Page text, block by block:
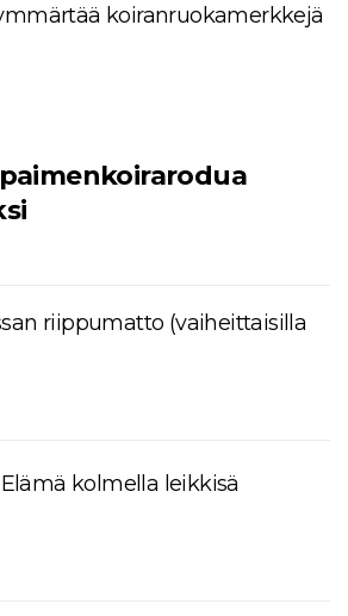
koiranruokamerkkejä
riippumatto (vaiheittaisilla
kolmella leikkisä